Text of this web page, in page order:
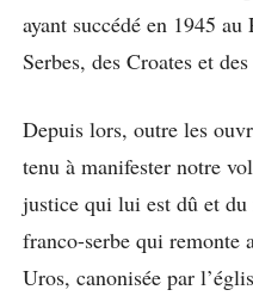
ayant succédé en 1945
Serbes, des Croates et
Depuis lors, outre les
tenu à manifester notre
justice qui lui est dû et du
franco-serbe qui remonte
Uros, canonisée par